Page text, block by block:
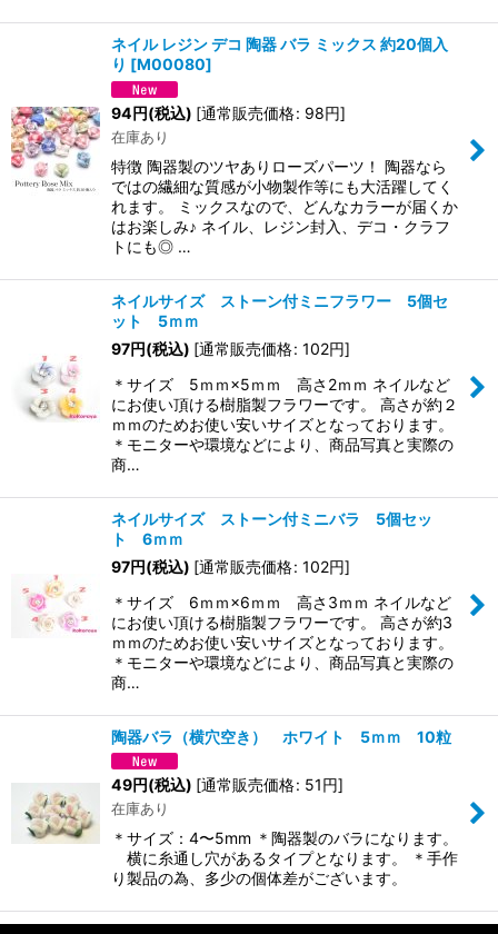
ネイル レジン デコ 陶器 バラ ミックス 約20個入
り [M00080]
94円(税込) [通常販売価格: 98円]
在庫あり
特徴 陶器製のツヤありローズパーツ！ 陶器なら
ではの繊細な質感が小物製作等にも大活躍してく
れます。 ミックスなので、どんなカラーが届くか
はお楽しみ♪ ネイル、レジン封入、デコ・クラフ
トにも◎ …
ネイルサイズ ストーン付ミニフラワー 5個セ
ット 5ｍｍ
97円(税込) [通常販売価格: 102円]
＊サイズ 5ｍｍ×5ｍｍ 高さ2ｍｍ ネイルなど
にお使い頂ける樹脂製フラワーです。 高さが約２
ｍｍのためお使い安いサイズとなっております。
＊モニターや環境などにより、商品写真と実際の
商…
ネイルサイズ ストーン付ミニバラ 5個セッ
ト 6ｍｍ
97円(税込) [通常販売価格: 102円]
＊サイズ 6ｍｍ×6ｍｍ 高さ3ｍｍ ネイルなど
にお使い頂ける樹脂製フラワーです。 高さが約3
ｍｍのためお使い安いサイズとなっております。
＊モニターや環境などにより、商品写真と実際の
商…
陶器バラ（横穴空き） ホワイト 5ｍｍ 10粒
49円(税込) [通常販売価格: 51円]
在庫あり
＊サイズ：4〜5mm ＊陶器製のバラになります。
横に糸通し穴があるタイプとなります。 ＊手作
り製品の為、多少の個体差がございます。